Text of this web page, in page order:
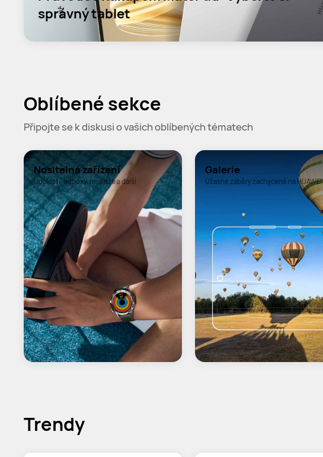
správný tablet
Oblíbené sekce
Připojte se k diskusi o vašich oblíbených tématech
Nositelná zařízení
Události, odboxy, recenze a další
Galerie
Úžasné záběry zachycené na HUAWEI
Trendy